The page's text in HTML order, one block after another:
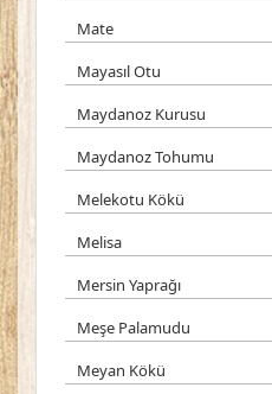
Mate
Mayasıl Otu
Maydanoz Kurusu
Maydanoz Tohumu
Melekotu Kökü
Melisa
Mersin Yaprağı
Meşe Palamudu
Meyan Kökü